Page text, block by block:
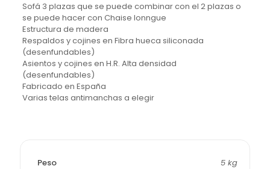
Sofá 3 plazas que se puede combinar con el 2 plazas o
se puede hacer con Chaise lonngue
Estructura de madera
Respaldos y cojines en Fibra hueca siliconada
(desenfundables)
Asientos y cojines en H.R. Alta densidad
(desenfundables)
Fabricado en España
Varias telas antimanchas a elegir
Peso
5 kg